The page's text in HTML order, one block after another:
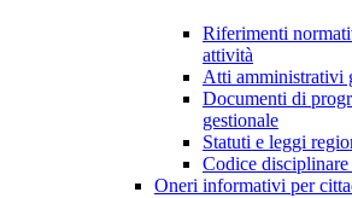
Riferimenti
attività
Atti amministrativi
Documenti di
gestionale
Statuti e leggi
Codice
Oneri informativi per